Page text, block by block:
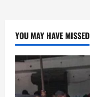
YOU MAY HAVE MISSED